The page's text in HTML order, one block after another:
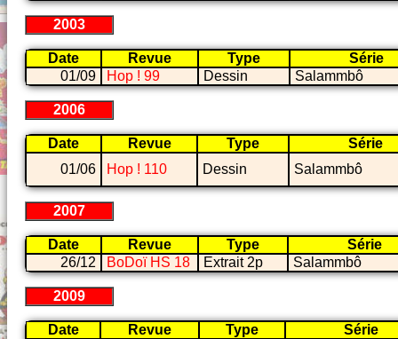
2003
Date Revue Type
Série
01/09
Hop ! 99 Dessin Salammbô
2006
Date Revue Type
Série
01/06
Hop ! 110 Dessin Salammbô
2007
Date Revue Type
Série
26/12
BoDoï HS 18 Extrait 2p Salammbô
2009
Date Revue Type Série